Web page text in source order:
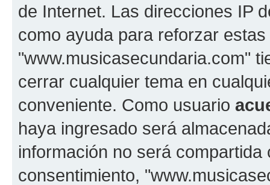
de Internet. Las direcciones IP
como ayuda para reforzar
"www.musicasecundaria.com"
cerrar cualquier tema en
conveniente. Como usuario
haya ingresado será
información no será
consentimiento,